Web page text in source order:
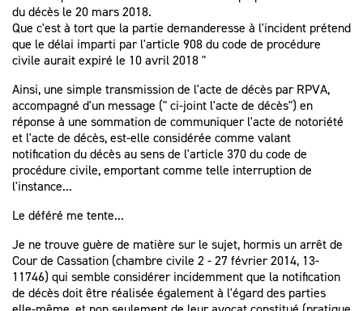
du décès le 20 mars 2018.
Que c'est à tort que la partie demanderesse à l'incident prétend
que le délai imparti par l'article 908 du code de procédure
civile aurait expiré le 10 avril 2018 "
Ainsi, une simple transmission de l'acte de décès par RPVA,
accompagné d'un message (" ci-joint l'acte de décès") en
réponse à une sommation de communiquer l'acte de notoriété
et l'acte de décès, est-elle considérée comme valant
notification du décès au sens de l'article 370 du code de
procédure civile, emportant comme telle interruption de
l'instance...
Le déféré me tente...
Je ne trouve guère de matière sur le sujet, hormis un arrêt de
Cour de Cassation (chambre civile 2 - 27 février 2014, 13-
11746) qui semble considérer incidemment que la notification
de décès doit être réalisée également à l'égard des parties